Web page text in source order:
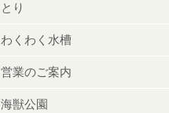
とり
わくわく水槽
営業のご案内
海獣公園